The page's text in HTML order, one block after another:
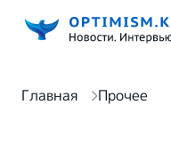
Главная Прочее